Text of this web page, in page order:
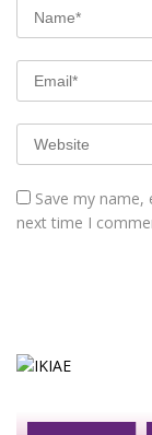
Save my
next time I